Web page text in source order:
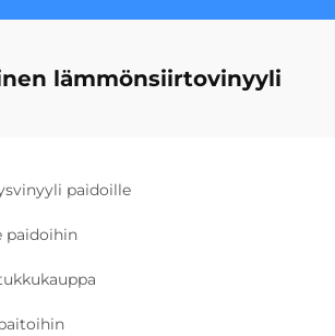
lämmönsiirtovinyyli
paidoille
paidoihin